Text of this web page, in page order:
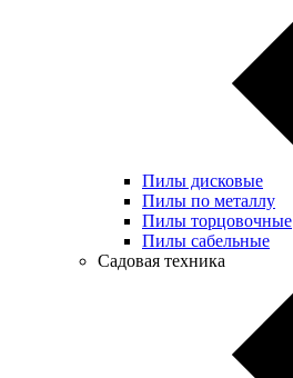
Пилы дисковые
Пилы по металлу
Пилы торцовочные
Пилы сабельные
Садовая техника